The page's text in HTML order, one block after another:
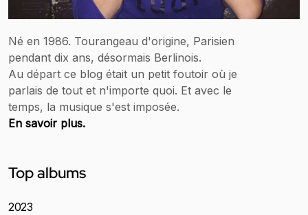
Né en 1986. Tourangeau d'origine, Parisien
pendant dix ans, désormais Berlinois.
Au départ ce blog était un petit foutoir où je
parlais de tout et n'importe quoi. Et avec le
temps, la musique s'est imposée.
En savoir plus.
Top albums
2023